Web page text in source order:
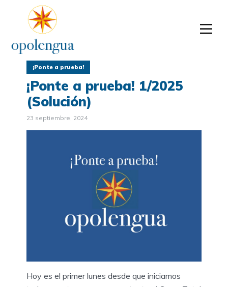
¡Ponte a prueba!
¡Ponte a prueba! 1/2025
(Solución)
23 septiembre, 2024
Hoy es el primer lunes desde que iniciamos